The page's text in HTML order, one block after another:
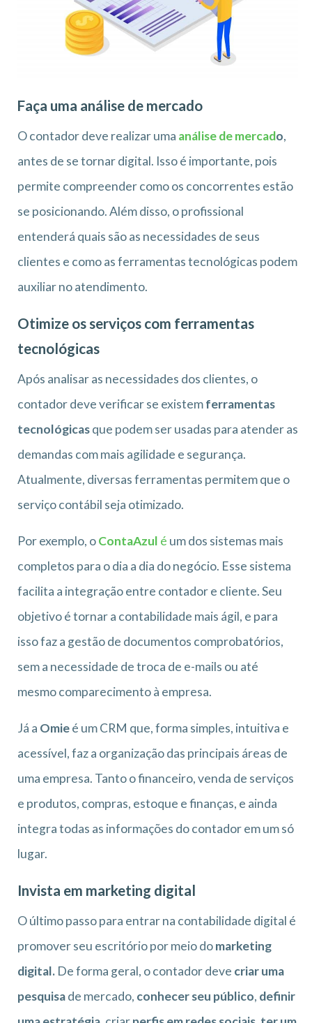
Faça uma análise de mercado
O contador deve realizar uma análise de mercado,
antes de se tornar digital. Isso é importante, pois
permite compreender como os concorrentes estão
se posicionando. Além disso, o profissional
entenderá quais são as necessidades de seus
clientes e como as ferramentas tecnológicas podem
auxiliar no atendimento.
Otimize os serviços com ferramentas
tecnológicas
Após analisar as necessidades dos clientes, o
contador deve verificar se existemferramentas
tecnológicasque podem ser usadas para atender as
demandas com mais agilidade e segurança.
Atualmente, diversas ferramentas permitem que o
serviço contábil seja otimizado.
Por exemplo, oContaAzul é um dos sistemas mais
completos para o dia a dia do negócio. Esse sistema
facilita a integração entre contador e cliente. Seu
objetivo é tornar a contabilidade mais ágil, e para
isso faz a gestão de documentos comprobatórios,
sem a necessidade de troca de e-mails ou até
mesmo comparecimento à empresa.
Já a Omieé um CRM que, forma simples, intuitiva e
acessível, faz a organização das principais áreas de
uma empresa. Tanto o financeiro, venda de serviços
e produtos, compras, estoque e finanças, e ainda
integra todas as informações do contador em um só
lugar.
Invista em marketing digital
O último passo para entrar na contabilidade digital é
promover seu escritório por meio domarketing
digital. De forma geral, o contador deve criar uma
pesquisade mercado, conhecer seu público, definir